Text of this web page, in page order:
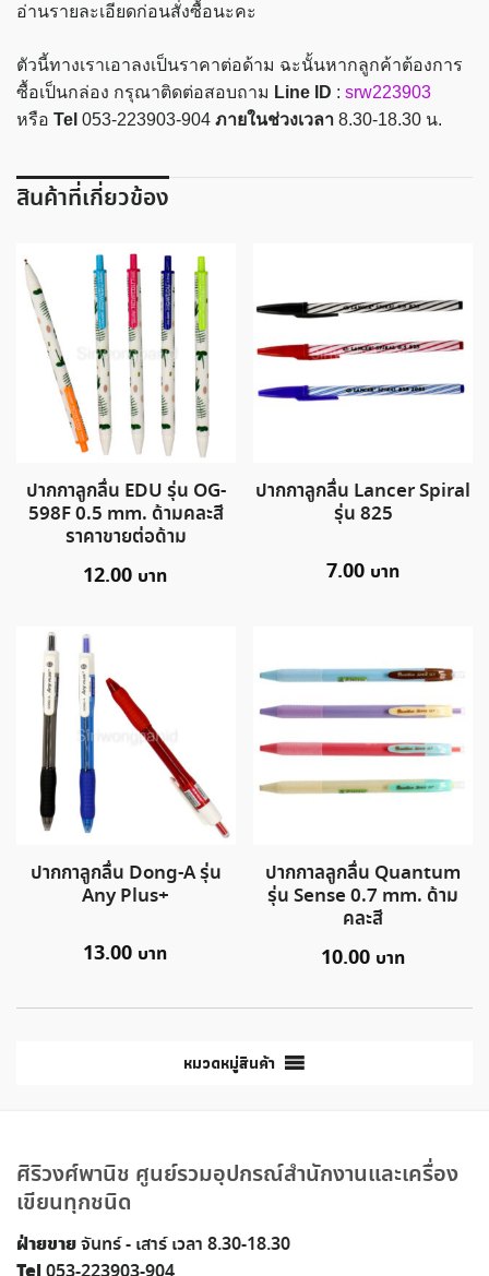
รุ่น
laknock
SN-
100
0.7
ชิ้น
อ่านรายละเอียดก่อนสั่งซื้อนะคะ
ตัวนี้ทางเราเอาลงเป็นราคาต่อด้าม ฉะนั้นหากลูกค้าต้องการ
ซื้อเป็นกล่อง กรุณาติดต่อสอบถาม Line ID : srw223903
หรือ Tel 053-223903-904 ภายในช่วงเวลา 8.30-18.30 น.
สินค้าที่เกี่ยวข้อง
ปากกาลูกลื่น EDU รุ่น OG-
598F 0.5 mm. ด้ามคละสี
ราคาขายต่อด้าม
12.00
ปากกาลูกลื่น Lancer Spiral
รุ่น 825
7.00
ปากกาลูกลื่น Dong-A รุ่น
Any Plus+
13.00
ปากกาลลูกลื่น Quantum
รุ่น Sense 0.7 mm. ด้าม
คละสี
10.00
หมวดหมู่สินค้า
ศิริวงศ์พานิช ศูนย์รวมอุปกรณ์สำนักงานและเครื่อง
เขียนทุกชนิด
ฝ่ายขายจันทร์ - เสาร์ เวลา 8.30-18.30